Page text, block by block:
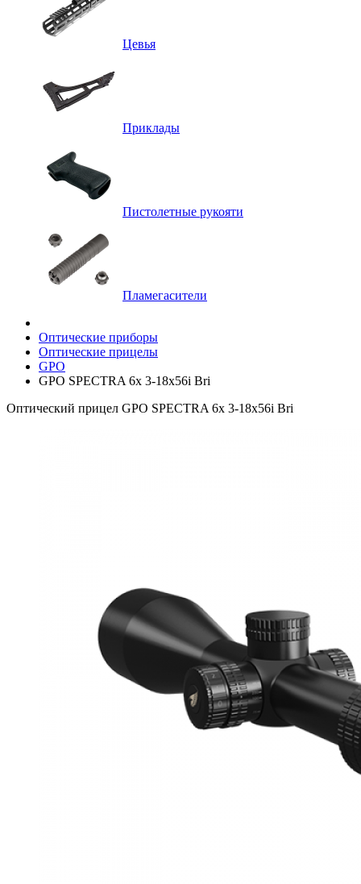
Цевья
Приклады
Пистолетные рукояти
Пламегасители
Оптические приборы
Оптические прицелы
GPO
GPO SPECTRA 6x 3-18x56i Bri
Оптический прицел GPO SPECTRA 6x 3-18x56i Bri